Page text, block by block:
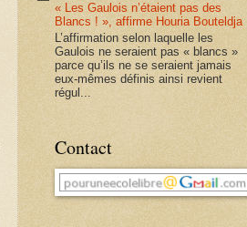
« Les Gaulois n’étaient pas des
Blancs ! », affirme Houria Bouteldja
L’affirmation selon laquelle les
Gaulois ne seraient pas « blancs »
parce qu’ils ne se seraient jamais
eux-mêmes définis ainsi revient
régul...
Contact